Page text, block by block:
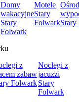
Domy
wakacyjne
Stary
Folwark
Motele
Stary
Folwark
z
zabaw
Folwark
Noclegi z
jacuzzi
Stary
Folwark